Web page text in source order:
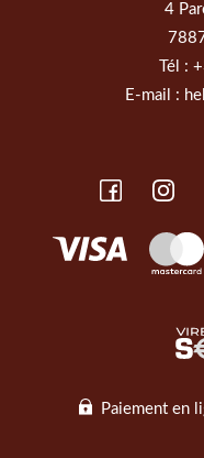
4
Tél :
E-mail :
Paiement en